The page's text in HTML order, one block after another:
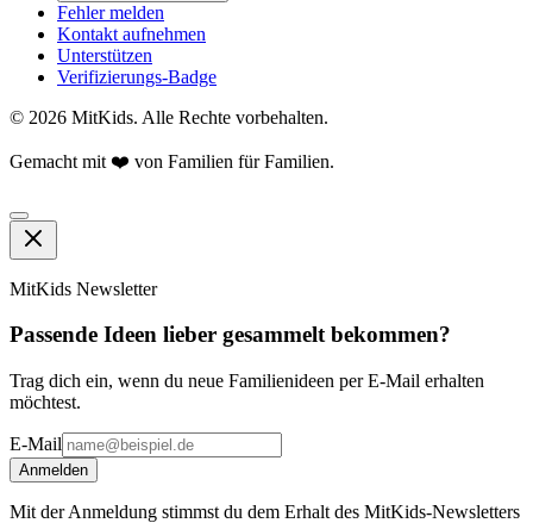
Fehler melden
Kontakt aufnehmen
Unterstützen
Verifizierungs-Badge
© 2026 MitKids. Alle Rechte vorbehalten.
Gemacht mit ❤️ von Familien für Familien.
MitKids Newsletter
Passende Ideen lieber gesammelt bekommen?
Trag dich ein, wenn du neue Familienideen per E-Mail erhalten
möchtest.
E-Mail
Anmelden
Mit der Anmeldung stimmst du dem Erhalt des MitKids-Newsletters